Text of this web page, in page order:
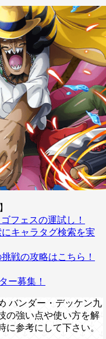
フェスの運試し！
キャラタグ検索を実
戦の攻略はこちら！
ー募集！
バンダー・デッケン九
の強い点や使い方を解
参考にして下さい。